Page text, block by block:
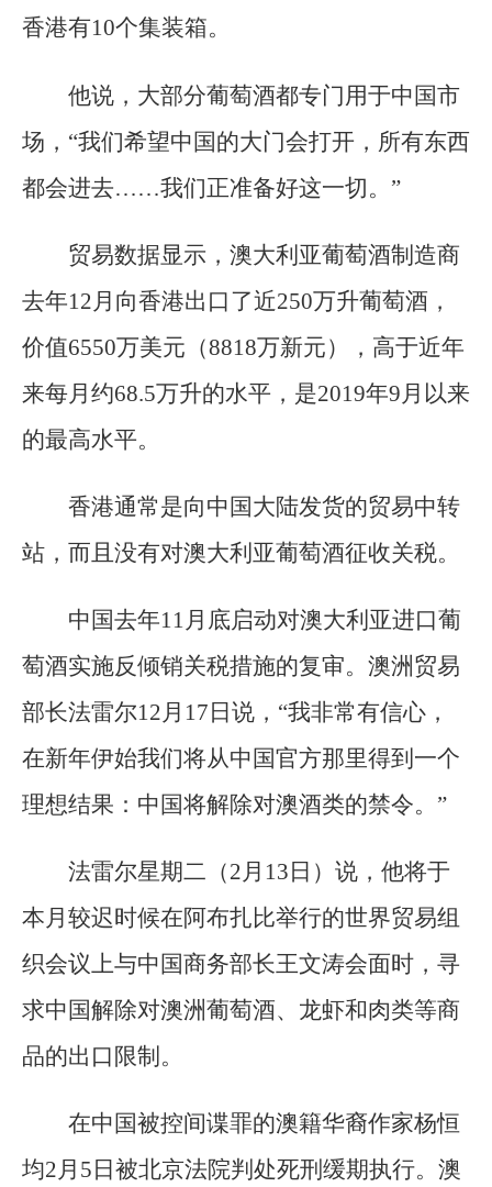
香港有10个集装箱。
他说，大部分葡萄酒都专门用于中国市
场，“我们希望中国的大门会打开，所有东西
都会进去……我们正准备好这一切。”
贸易数据显示，澳大利亚葡萄酒制造商
去年12月向香港出口了近250万升葡萄酒，
价值6550万美元（8818万新元），高于近年
来每月约68.5万升的水平，是2019年9月以来
的最高水平。
香港通常是向中国大陆发货的贸易中转
站，而且没有对澳大利亚葡萄酒征收关税。
中国去年11月底启动对澳大利亚进口葡
萄酒实施反倾销关税措施的复审。澳洲贸易
部长法雷尔12月17日说，“我非常有信心，
在新年伊始我们将从中国官方那里得到一个
理想结果：中国将解除对澳酒类的禁令。”
法雷尔星期二（2月13日）说，他将于
本月较迟时候在阿布扎比举行的世界贸易组
织会议上与中国商务部长王文涛会面时，寻
求中国解除对澳洲葡萄酒、龙虾和肉类等商
品的出口限制。
在中国被控间谍罪的澳籍华裔作家杨恒
均2月5日被北京法院判处死刑缓期执行。澳